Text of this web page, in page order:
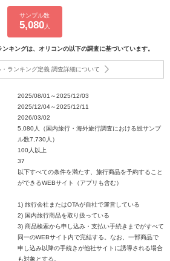
サンプル数
5,080人
キングは、オリコンの以下の調査に基づいています。
・ランキング定義 調査詳細について
2025/08/01～2025/12/03
2025/12/04～2025/12/11
2026/03/02
5,080人（国内旅行・海外旅行調査における総サンプ
ル数7,730人）
100人以上
37
以下すべての条件を満たす、旅行商品を予約すること
ができるWEBサイト（アプリも含む）
1) 旅行会社またはOTAが自社で運営している
2) 国内旅行商品を取り扱っている
3) 商品検索から申し込み・支払い手続きまでがすべて
同一のWEBサイト内で完結する。なお、一部商品で
申し込み以降の手続きが他社サイトに誘導される場合
も対象とする。